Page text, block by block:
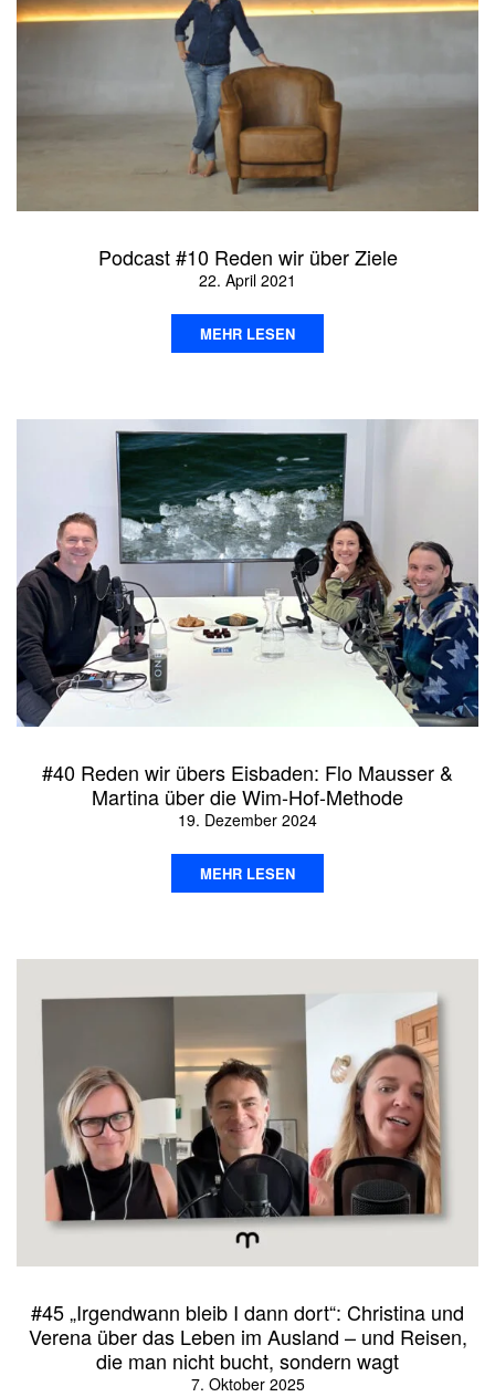
Podcast #10 Reden wir über Ziele
22. April 2021
MEHR LESEN
#40 Reden wir übers Eisbaden: Flo Mausser &
Martina über die Wim-Hof-Methode
19. Dezember 2024
MEHR LESEN
#45 „Irgendwann bleib I dann dort“: Christina und
Verena über das Leben im Ausland – und Reisen,
die man nicht bucht, sondern wagt
7. Oktober 2025